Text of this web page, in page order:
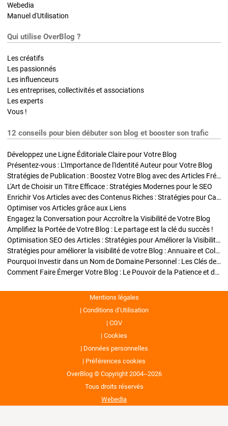
Webedia
Manuel d'Utilisation
Qui utilise OverBlog ?
Les créatifs
Les passionnés
Les influenceurs
Les entreprises, collectivités et associations
Les experts
Vous !
12 conseils pour bien débuter son blog et booster son trafic
Développez une Ligne Éditoriale Claire pour Votre Blog
Présentez-vous : L'Importance de l'Identité Auteur pour Votre Blog
Stratégies de Publication : Boostez Votre Blog avec des Articles Fréquents et Exclusifs
L'Art de Choisir un Titre Efficace : Stratégies Modernes pour le SEO
Enrichir Vos Articles avec des Contenus Riches : Stratégies pour Captiver et Optimiser
Optimiser vos Articles grâce aux Liens
Engagez la Conversation pour Accroître la Visibilité de Votre Blog
Amplifiez la Portée de Votre Blog : Le partage est la clé du succès !
Optimisation SEO des Articles : Stratégies pour Améliorer la Visibilité de Votre Blog
Stratégies pour améliorer la visibilité de votre Blog : Annuaire et Collaborations
Pourquoi Investir dans un Nom de Domaine Personnel : Les Clés de la Réussite de Votre Blog
Comment Faire Émerger Votre Blog : Le Pouvoir de la Patience et de la Persévérance
Mentions légales
Conditions d’Utilisation
CGV
Cookies
Données personnelles
Préférences cookies
OverBlog © Copyright 2004--2026
Tous droits réservés
Webedia